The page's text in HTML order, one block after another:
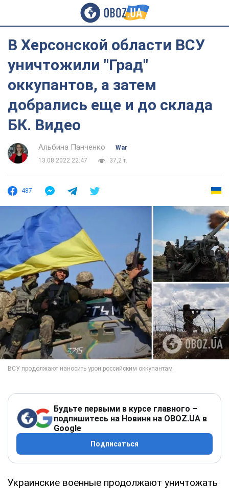
В Херсонской области ВСУ
уничтожили "Град"
оккупантов, а затем
добрались еще и до склада
БК. Видео
Альбина Панченко
War
13.08.2022 22:47
37,2 т.
487
Будьте первыми в курсе главного –
подпишитесь на Новини на OBOZ.UA в
Google
Подписаться
Украинские военные продолжают уничтожать